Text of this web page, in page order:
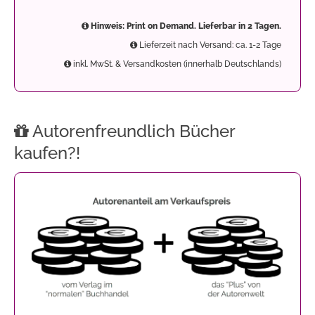
Hinweis: Print on Demand. Lieferbar in 2 Tagen.
Lieferzeit nach Versand: ca. 1-2 Tage
inkl. MwSt. & Versandkosten (innerhalb Deutschlands)
Autorenfreundlich Bücher
kaufen?!